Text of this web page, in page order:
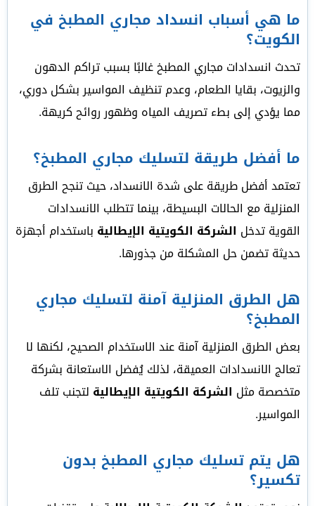
ما هي أسباب انسداد مجاري المطبخ في
الكويت؟
تحدث انسدادات مجاري المطبخ غالبًا بسبب تراكم الدهون
والزيوت، بقايا الطعام، وعدم تنظيف المواسير بشكل دوري،
مما يؤدي إلى بطء تصريف المياه وظهور روائح كريهة.
ما أفضل طريقة لتسليك مجاري المطبخ؟
تعتمد أفضل طريقة على شدة الانسداد، حيث تنجح الطرق
المنزلية مع الحالات البسيطة، بينما تتطلب الانسدادات
القوية تدخل الشركة الكويتية الإيطالية باستخدام أجهزة
حديثة تضمن حل المشكلة من جذورها.
هل الطرق المنزلية آمنة لتسليك مجاري
المطبخ؟
بعض الطرق المنزلية آمنة عند الاستخدام الصحيح، لكنها لا
تعالج الانسدادات العميقة، لذلك يُفضل الاستعانة بشركة
متخصصة مثل الشركة الكويتية الإيطالية لتجنب تلف
المواسير.
هل يتم تسليك مجاري المطبخ بدون
تكسير؟